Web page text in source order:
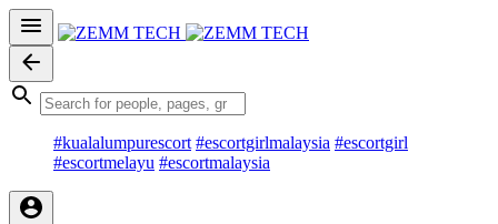
#kualalumpurescort #escortgirlmalaysia #escortgirl
#escortmelayu #escortmalaysia